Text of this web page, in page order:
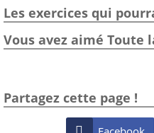
Les exercices qui
Vous avez aimé Toute
Partagez cette page !